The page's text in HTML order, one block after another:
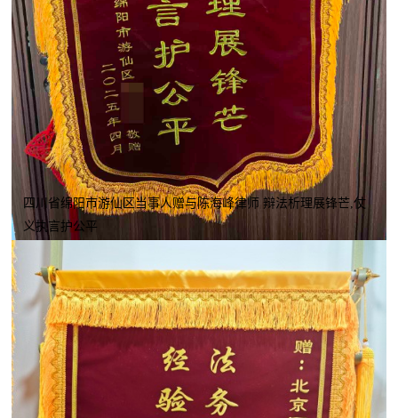
四川省绵阳市游仙区当事人赠与陈海峰律师 辩法析理展锋芒,仗
义执言护公平